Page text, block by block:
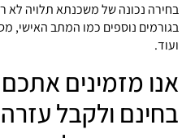
בחירה נכונה של משכנתא תלויה לא
בגורמים נוספים כמו המתב האישי,
ועוד.
אנו מזמינים
בחינם ולקבל